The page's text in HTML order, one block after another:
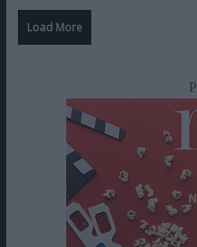
Load More